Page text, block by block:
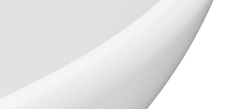
Предоставената таблица е с информационна цел.
Добавете продукта в количката си с бутона "Добави в
количката" и при поръчка ще можете да изберете броя
Когато плащате с NewPay, всъщност NewPay плаща
поръчката Ви вместо Вас. Вие я получавате и
разполагате с три начина да я платите към тях:
Отложено до 30 дни от момента на изпращане на